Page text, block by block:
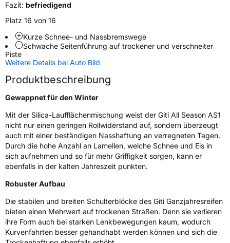
Rollgeräusch (Klasse)
Rollgeräusch (dB)70
FahrzeugklasseC1
3PMSF / Schneeflockensymbol / Alpine-Symbol
EPREL ID1655562
Allgemeine Produktsicherheit (GPSR)
HerstellerkontaktGiti Tire Deutschland GmbH, Giti Tire
Deutschland GmbH Hollerithallee 18a 30419
Hannover Germany,
Fazit: befriedigend
Platz 16 von 16
Kurze Schnee- und Nassbremswege
Schwache Seitenführung auf trockener und verschneiter
Piste
Weitere Details bei Auto Bild
Produktbeschreibung
Gewappnet für den Winter
Mit der Silica-Laufflächenmischung weist der Giti All Season AS1
nicht nur einen geringen Rollwiderstand auf, sondern überzeugt
auch mit einer beständigen Nasshaftung an verregneten Tagen.
Durch die hohe Anzahl an Lamellen, welche Schnee und Eis in
sich aufnehmen und so für mehr Griffigkeit sorgen, kann er
ebenfalls in der kalten Jahreszeit punkten.
Robuster Aufbau
Die stabilen und breiten Schulterblöcke des Giti Ganzjahresreifen
bieten einen Mehrwert auf trockenen Straßen. Denn sie verlieren
ihre Form auch bei starken Lenkbewegungen kaum, wodurch
Kurvenfahrten besser gehandhabt werden können und sich die